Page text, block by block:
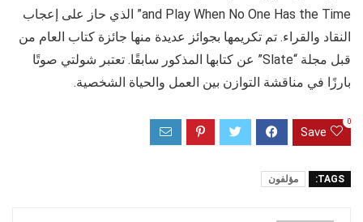
and Play When No One Has the Time” الذي حاز على إعجاب
النقاد والقراء. تم تكريمها بجوائز عديدة منها جائزة كتاب العام من
قبل مجلة “Slate” عن كتابها المذكور سابقًا. تعتبر شولتي صوتًا
بارزًا في مناقشة التوازن بين العمل والحياة الشخصية.
Save
0
TAGS: مؤلفون